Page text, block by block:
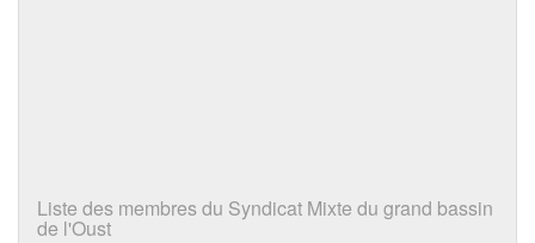
Liste des membres du Syndicat Mixte du grand bassin
de l'Oust